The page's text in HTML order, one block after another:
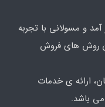
آمد و مسولانی با تجربه
روش های فروش
ارائه ی خدمات
باشد.